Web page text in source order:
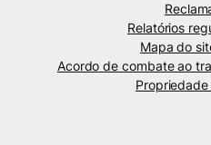
Relatórios
Mapa do
Acordo de combate ao